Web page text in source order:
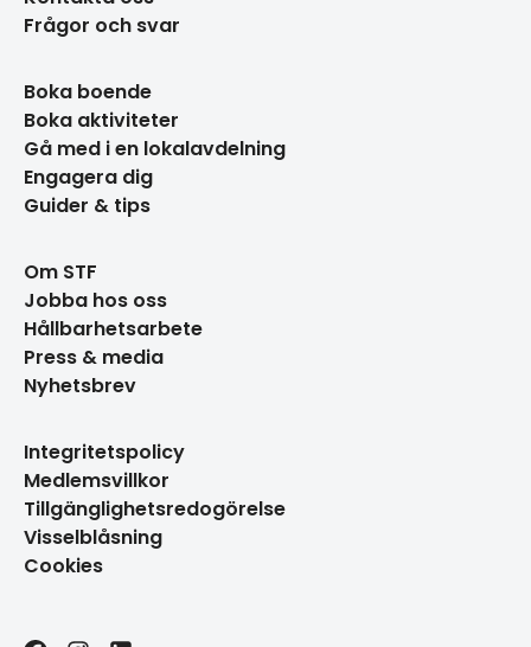
Frågor och svar
Boka boende
Boka aktiviteter
Gå med i en lokalavdelning
Engagera dig
Guider & tips
Om STF
Jobba hos oss
Hållbarhetsarbete
Press & media
Nyhetsbrev
Integritetspolicy
Medlemsvillkor
Tillgänglighetsredogörelse
Visselblåsning
Cookies